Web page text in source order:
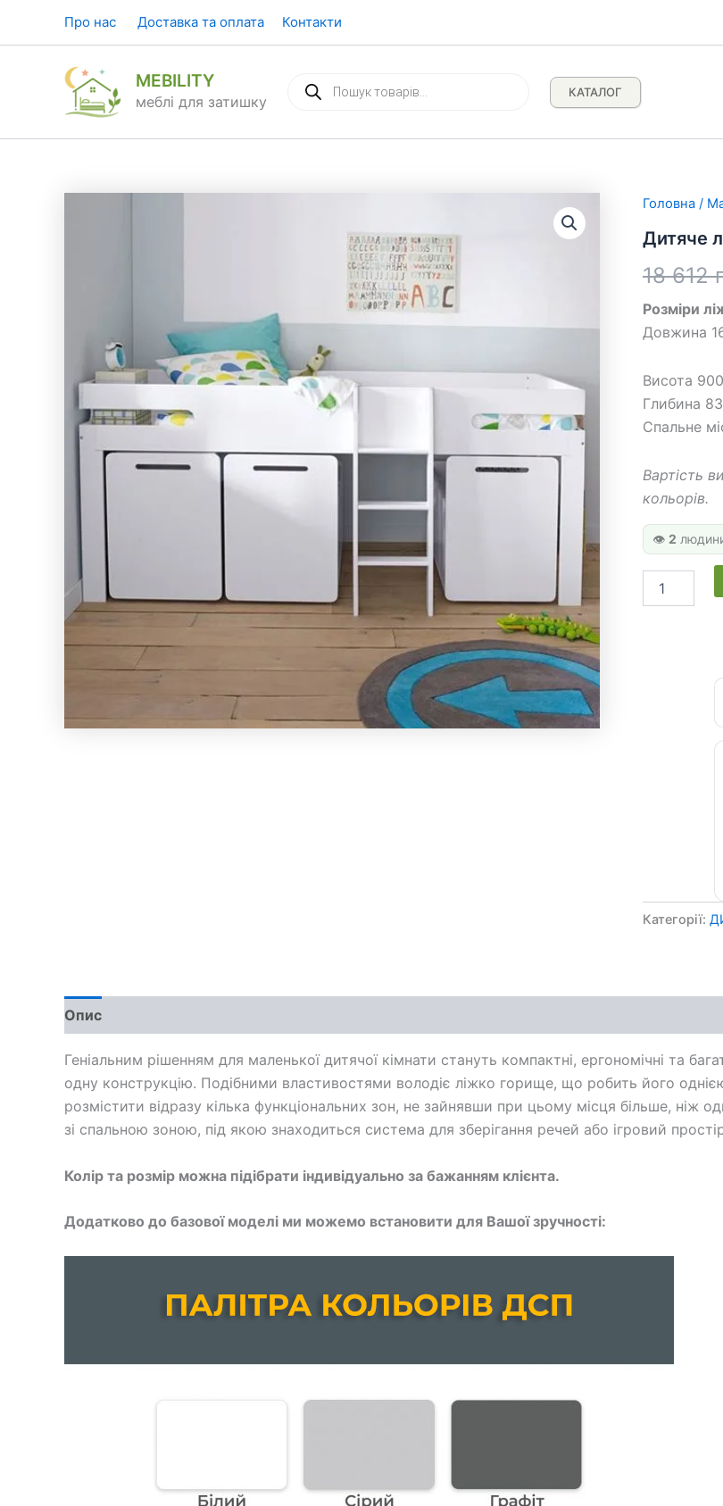
Про нас Доставка та оплата Контакти
MEBILITY
меблі для затишку
Пошук
товарів
КАТАЛОГ
Головна /
Дитяче
18 612
Розміри
Довжина
Висота
Глибина
Спальне
Вартість
кольорів.
👁️ 2
ліжко
Категорії:
Опис
Геніальним рішенням для маленької дитячої кімнати стануть компактні, ергономічні та
одну конструкцію. Подібними властивостями володіє ліжко горище, що робить його
розмістити відразу кілька функціональних зон, не зайнявши при цьому місця більше, ніж
зі спальною зоною, під якою знаходиться система для зберігання речей або ігровий
Колір та розмір можна підібрати індивідуально за бажанням клієнта.
Додатково до базової моделі ми можемо встановити для Вашої зручності: